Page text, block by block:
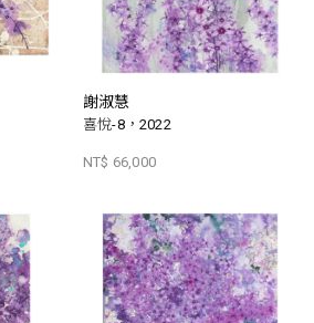
謝淑慧
喜悅-8，2022
NT$ 66,000